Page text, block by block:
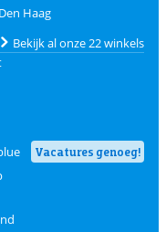
Den Haag
Bekijk al onze 22 winkels
Vacatures genoeg!